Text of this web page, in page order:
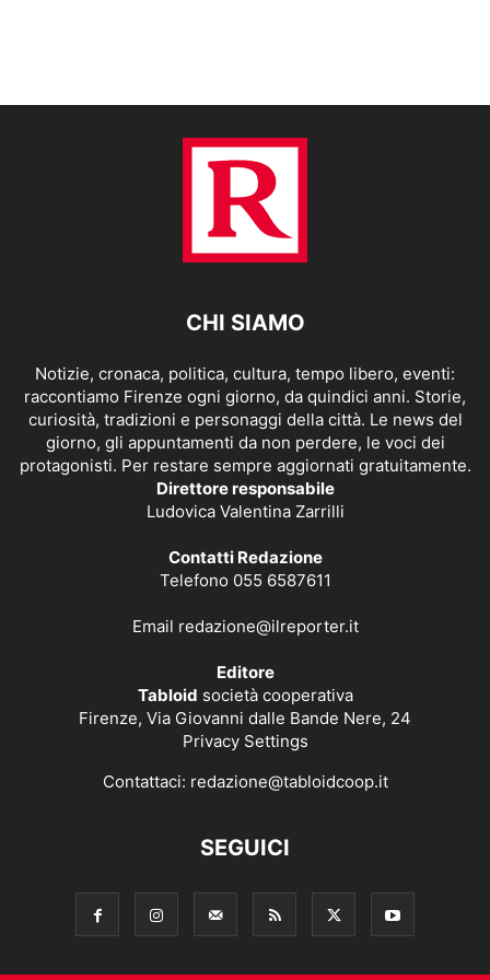
CHI SIAMO
Notizie, cronaca, politica, cultura, tempo libero, eventi:
raccontiamo Firenze ogni giorno, da quindici anni. Storie,
curiosità, tradizioni e personaggi della città. Le news del
giorno, gli appuntamenti da non perdere, le voci dei
protagonisti. Per restare sempre aggiornati gratuitamente.
Direttore responsabile
Ludovica Valentina Zarrilli
Contatti Redazione
Telefono 055 6587611
Email redazione@ilreporter.it
Editore
Tabloid società cooperativa
Firenze, Via Giovanni dalle Bande Nere, 24
Privacy Settings
Contattaci: redazione@tabloidcoop.it
SEGUICI